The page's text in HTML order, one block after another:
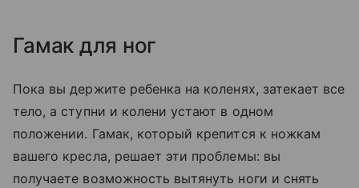
Гамак для ног
Пока вы держите ребенка на коленях, затекает все
тело, а ступни и колени устают в одном
положении. Гамак, который крепится к ножкам
вашего кресла, решает эти проблемы: вы
получаете возможность вытянуть ноги и снять